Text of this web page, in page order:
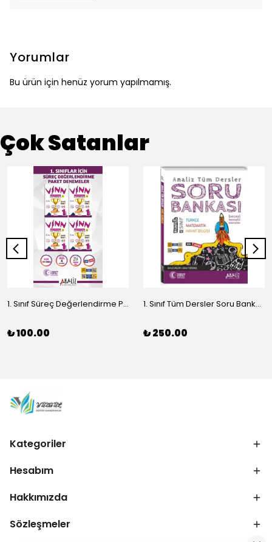
Yorumlar
Bu ürün için henüz yorum yapılmamış.
Çok Satanlar
1. Sınıf Süreç Değerlendirme Paket Denemeleri | 4’lü Optik Formlu Deneme Seti – 136 Soruluk Yeni Nesil Deneme
₺ 100.00
1. Sınıf Tüm Dersler Soru Bankası | Türkçe Matematik Hayat Bilgisi (Analiz Yayınları)
₺ 250.00
Kategoriler
Hesabım
Hakkımızda
Sözleşmeler